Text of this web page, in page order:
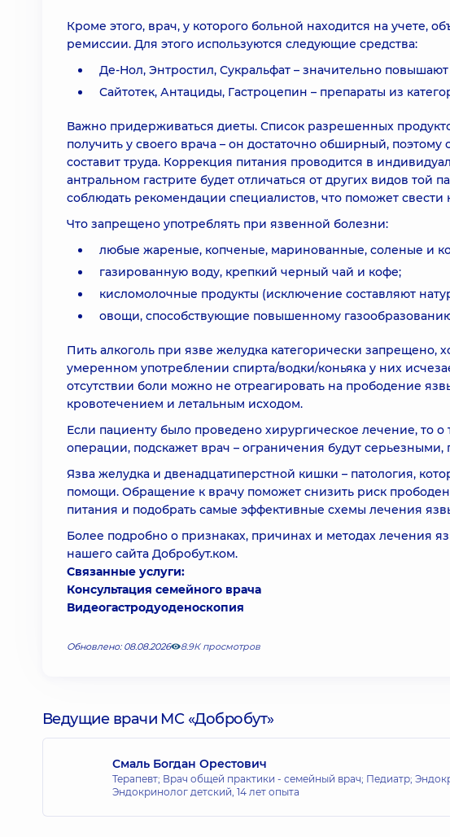
Кроме этого, врач, у которого больной находится на учете,
ремиссии. Для этого используются следующие средства:
Де-Нол, Энтростил, Сукральфат – значительно
Сайтотек, Антациды, Гастроцепин – препараты из
Важно придерживаться диеты. Список разрешенных
получить у своего врача – он достаточно обширный,
составит труда. Коррекция питания проводится в
антральном гастрите будет отличаться от других видов той
соблюдать рекомендации специалистов, что поможет
Что запрещено употреблять при язвенной болезни:
любые жареные, копченые, маринованные, соленые и
газированную воду, крепкий черный чай и кофе;
кисломолочные продукты (исключение составляют
овощи, способствующие повышенному
Пить алкоголь при язве желудка категорически запрещено,
умеренном употреблении спирта/водки/коньяка у них
отсутствии боли можно не отреагировать на прободение
кровотечением и летальным исходом.
Если пациенту было проведено хирургическое лечение, то
операции, подскажет врач – ограничения будут
Язва желудка и двенадцатиперстной кишки – патология,
помощи. Обращение к врачу поможет снизить риск
питания и подобрать самые эффективные схемы лечения
Более подробно о признаках, причинах и методах лечения
нашего сайта Добробут.ком.
Связанные услуги:
Консультация семейного врача
Видеогастродуоденоскопия
Обновлено: 08.08.2026 8.9К просмотров
Ведущие врачи МС «Добробут»
Смаль Богдан Орестович
Терапевт; Врач общей практики - семейный врач; Педиатр;
Эндокринолог детский, 14 лет опыта